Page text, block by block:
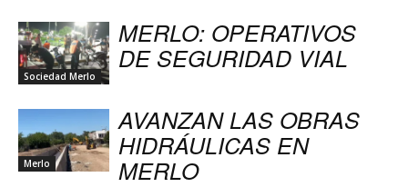
Sociedad Merlo
MERLO: OPERATIVOS
DE SEGURIDAD VIAL
Merlo
AVANZAN LAS OBRAS
HIDRÁULICAS EN
MERLO